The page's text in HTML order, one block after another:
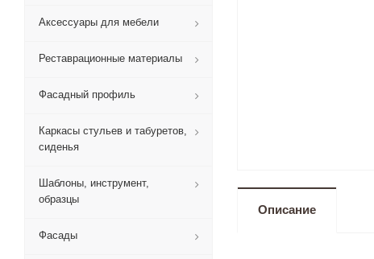
Описание
Аксессуары для мебели
Реставрационные материалы
Фасадный профиль
Каркасы стульев и табуретов,
сиденья
Шаблоны, инструмент,
образцы
Фасады